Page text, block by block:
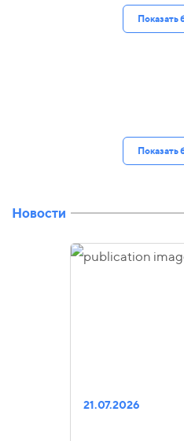
Показать
Показать
Новости
21.07.2026